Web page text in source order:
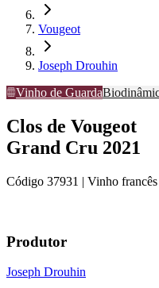
Vougeot
Joseph Drouhin
Vinho de Guarda
Clos de Vougeot
Grand Cru 2021
Código 37931 | Vinho francês
Produtor
Joseph Drouhin